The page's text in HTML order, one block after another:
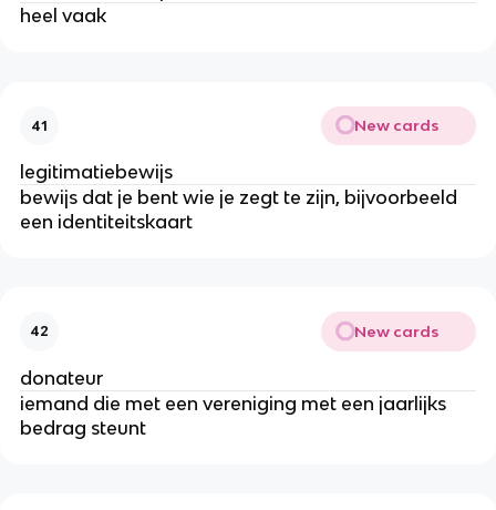
heel vaak
41 New cards
legitimatiebewijs
bewijs dat je bent wie je zegt te zijn, bijvoorbeeld
een identiteitskaart
42 New cards
donateur
iemand die met een vereniging met een jaarlijks
bedrag steunt